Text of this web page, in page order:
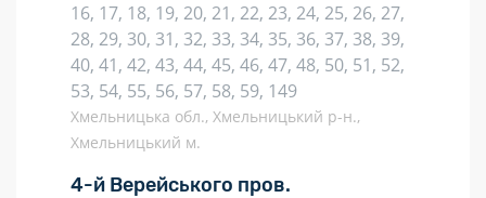
16, 17, 18, 19, 20, 21, 22, 23, 24, 25, 26, 27,
28, 29, 30, 31, 32, 33, 34, 35, 36, 37, 38, 39,
40, 41, 42, 43, 44, 45, 46, 47, 48, 50, 51, 52,
53, 54, 55, 56, 57, 58, 59, 149
Хмельницька обл., Хмельницький р-н.,
Хмельницький м.
4-й Верейського пров.